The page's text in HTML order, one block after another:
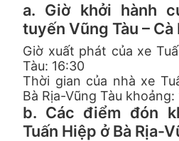
a. Giờ khởi hành
tuyến Vũng Tàu – Cà
Giờ xuất phát của xe
Tàu: 16:30
Thời gian của nhà xe
Bà Rịa-Vũng Tàu khoảng:
b. Các điểm đón
Tuấn Hiệp ở Bà Rịa-